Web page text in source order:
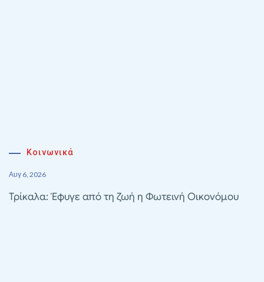
Κοινωνικά
Αυγ 6, 2026
Τρίκαλα: Έφυγε από τη ζωή η Φωτεινή Οικονόμου